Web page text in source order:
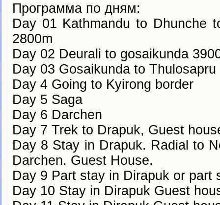
Программа по дням:
Day 01 Kathmandu to Dhunche
2800m
Day 02 Deurali to gosaikunda
Day 03 Gosaikunda to Thulosapru
Day 4 Going to Kyirong border
Day 5 Saga
Day 6 Darchen
Day 7 Trek to Drapuk, Guest
Day 8 Stay in Drapuk. Radial to
Darchen. Guest House.
Day 9 Part stay in Dirapuk or part
Day 10 Stay in Dirapuk Guest